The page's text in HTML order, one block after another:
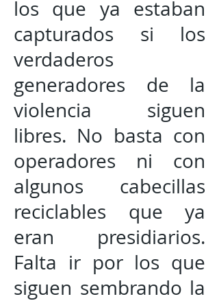
los que ya estaban
capturados si los
verdaderos
generadores de la
violencia siguen
libres. No basta con
operadores ni con
algunos cabecillas
reciclables que ya
eran presidiarios.
Falta ir por los que
siguen sembrando la